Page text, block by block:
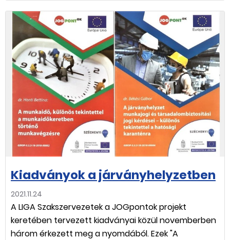
Kiadványok a járványhelyzetben
2021.11.24
A LIGA Szakszervezetek a JOGpontok projekt
keretében tervezett kiadványai közül novemberben
három érkezett meg a nyomdából. Ezek "A